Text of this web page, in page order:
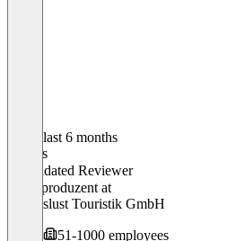
In the last 6 months
Dennis
Validated Reviewer
Videoproduzent at
Lebenslust Touristik GmbH
51-1000 employees